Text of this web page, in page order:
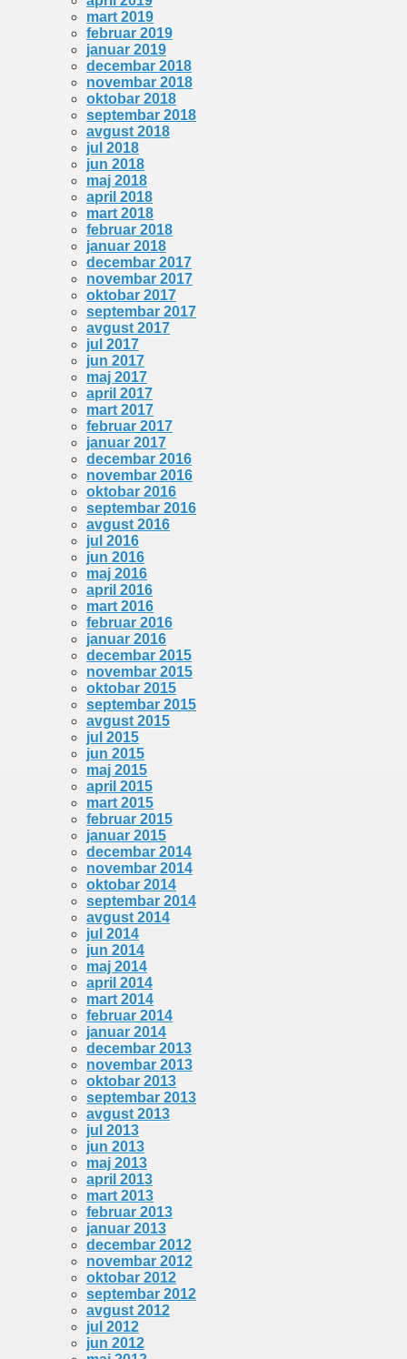
mart 2019
februar 2019
januar 2019
decembar 2018
novembar 2018
oktobar 2018
septembar 2018
avgust 2018
jul 2018
jun 2018
maj 2018
april 2018
mart 2018
februar 2018
januar 2018
decembar 2017
novembar 2017
oktobar 2017
septembar 2017
avgust 2017
jul 2017
jun 2017
maj 2017
april 2017
mart 2017
februar 2017
januar 2017
decembar 2016
novembar 2016
oktobar 2016
septembar 2016
avgust 2016
jul 2016
jun 2016
maj 2016
april 2016
mart 2016
februar 2016
januar 2016
decembar 2015
novembar 2015
oktobar 2015
septembar 2015
avgust 2015
jul 2015
jun 2015
maj 2015
april 2015
mart 2015
februar 2015
januar 2015
decembar 2014
novembar 2014
oktobar 2014
septembar 2014
avgust 2014
jul 2014
jun 2014
maj 2014
april 2014
mart 2014
februar 2014
januar 2014
decembar 2013
novembar 2013
oktobar 2013
septembar 2013
avgust 2013
jul 2013
jun 2013
maj 2013
april 2013
mart 2013
februar 2013
januar 2013
decembar 2012
novembar 2012
oktobar 2012
septembar 2012
avgust 2012
jul 2012
jun 2012